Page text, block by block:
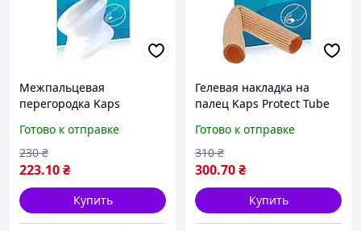
Межпальцевая
перегородка Kaps
Готово к отправке
223.10₴
230 ₴
Купить
Гелевая накладка на
палец Kaps Protect Tube
Готово к отправке
300.70₴
310 ₴
Купить